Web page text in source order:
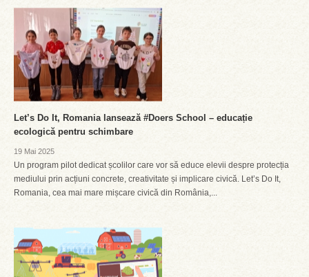
Let’s Do It, Romania lansează #Doers School – educație
ecologică pentru schimbare
19 Mai 2025
Un program pilot dedicat școlilor care vor să educe elevii despre protecția
mediului prin acțiuni concrete, creativitate și implicare civică. Let’s Do It,
Romania, cea mai mare mișcare civică din România,...